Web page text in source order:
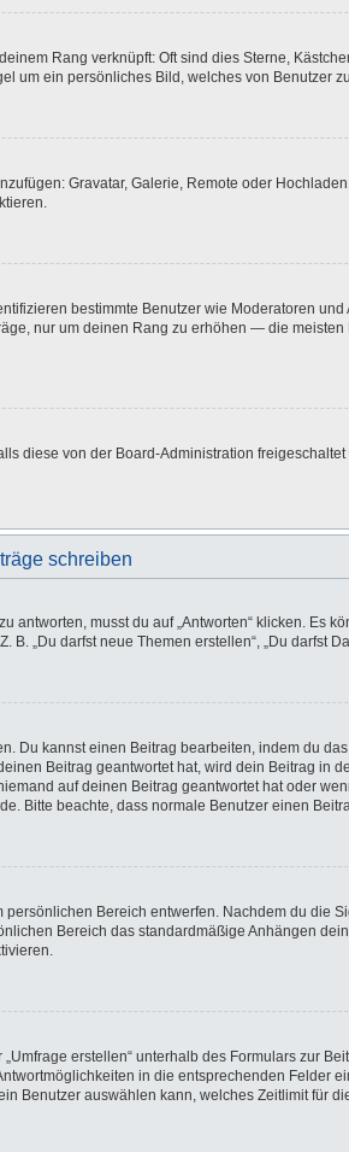
Rang verknüpft: Oft sind dies Sterne,
um ein persönliches Bild, welches von Benutzer
Gravatar, Galerie, Remote oder
bestimmte Benutzer wie Moderatoren
nur um deinen Rang zu erhöhen — die
diese von der Board-Administration
schreiben
musst du auf „Antworten“ klicken. Es
„Du darfst neue Themen erstellen“, „Du darfst
kannst einen Beitrag bearbeiten, indem du
Beitrag geantwortet hat, wird dein Beitrag in
auf deinen Beitrag geantwortet hat oder
Bitte beachte, dass normale Benutzer einen
Bereich entwerfen. Nachdem du die
Bereich das standardmäßige Anhängen
erstellen“ unterhalb des Formulars zur
in die entsprechenden Felder
Benutzer auswählen kann, welches Zeitlimit für